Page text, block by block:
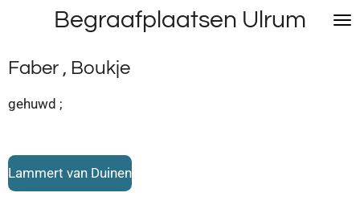
naar
de
hoofdinhoud
Begraafplaatsen Ulrum
Faber , Boukje
gehuwd ;
Lammert van Duinen